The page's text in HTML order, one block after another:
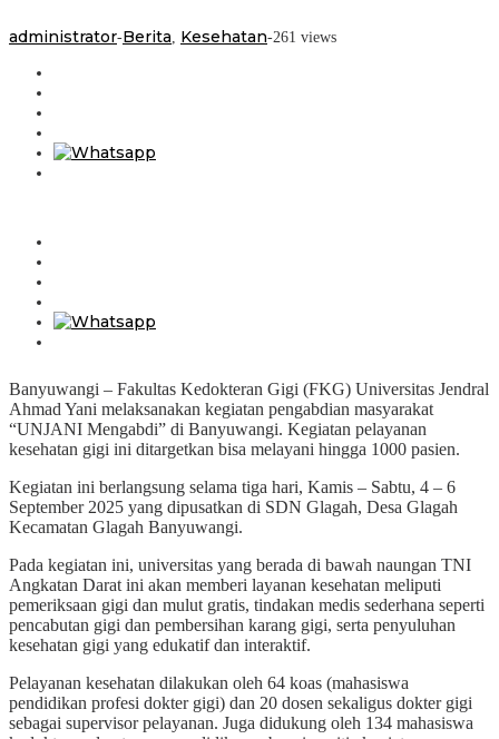
administrator-Berita Kesehatan-261 views
Banyuwangi – Fakultas Kedokteran Gigi (FKG) Universitas Jendral
Ahmad Yani melaksanakan kegiatan pengabdian masyarakat
“UNJANI Mengabdi” di Banyuwangi. Kegiatan pelayanan
kesehatan gigi ini ditargetkan bisa melayani hingga 1000 pasien.
Kegiatan ini berlangsung selama tiga hari, Kamis – Sabtu, 4 – 6
September 2025 yang dipusatkan di SDN Glagah, Desa Glagah
Kecamatan Glagah Banyuwangi.
Pada kegiatan ini, universitas yang berada di bawah naungan TNI
Angkatan Darat ini akan memberi layanan kesehatan meliputi
pemeriksaan gigi dan mulut gratis, tindakan medis sederhana seperti
pencabutan gigi dan pembersihan karang gigi, serta penyuluhan
kesehatan gigi yang edukatif dan interaktif.
Pelayanan kesehatan dilakukan oleh 64 koas (mahasiswa
pendidikan profesi dokter gigi) dan 20 dosen sekaligus dokter gigi
sebagai supervisor pelayanan. Juga didukung oleh 134 mahasiswa